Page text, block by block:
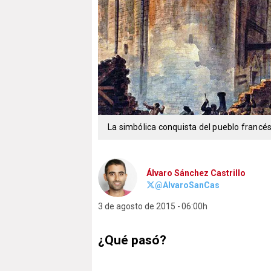
La simbólica conquista del pueblo
Álvaro Sánchez Castrillo
@AlvaroSanCas
3 de agosto de 2015 06:00h
¿Qué pasó?